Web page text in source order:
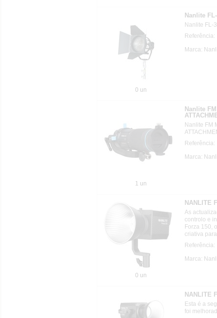
0 un
Nanlite
Nanlite FL-
Marca:
1 un
Nanlite
Nanlite FM
Marca:
0 un
NANLITE
As
controlo e
Forza 150,
criativa
Referência:
Marca:
NANLITE
Esta é a
foi